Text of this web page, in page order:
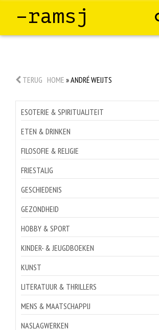
–ramsj
TERUG HOME »ANDRÉ WEIJTS
ESOTERIE & SPIRITUALITEIT
ETEN & DRINKEN
FILOSOFIE & RELIGIE
FRIESTALIG
GESCHIEDENIS
GEZONDHEID
HOBBY & SPORT
KINDER- & JEUGDBOEKEN
KUNST
LITERATUUR & THRILLERS
MENS & MAATSCHAPPIJ
NASLAGWERKEN